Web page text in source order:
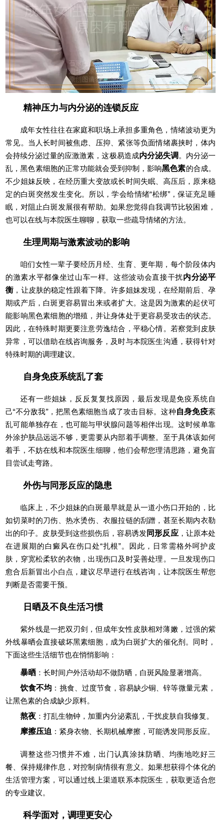
精神压力与内分泌的连锁反应
成年女性往往在家庭和职场上承担多重角色，情绪波动更为
常见。当人长时间被焦虑、压抑、紧张等负面情绪裹挟时，体内
会持续分泌过量的应激激素，这极易造成内分泌失调 。内分泌一
乱，黑色素细胞的正常功能就会受到抑制，影响黑色素的合成。
不少姐妹反映，在经历重大变故或长时间失眠、高压后，原来稳
定的白斑突然发生变化。所以，学会给情绪“松绑”，保证充足睡
眠，对阻止白斑发展很有帮助。如果您觉得自我调节比较困难，
也可以在线与本院医生聊聊，获取一些疏导情绪的方法。
生理周期与激素波动的影响
咱们女性一辈子要经历月经、生育、更年期，每个阶段体内
的激素水平都像坐过山车一样。这些波动会直接干扰内分泌平
衡 ，让皮肤的稳定性跟着下降。许多姐妹发现，在经期前后、孕
期或产后，白斑更容易冒出来或者扩大。这是因为激素的起伏可
能影响黑色素细胞的增殖，并让身体处于更容易受攻击的状态。
因此，在特殊时期更要注意劳逸结合，平稳心情。若察觉到皮肤
异常，可以借助在线咨询服务，及时与本院医生沟通，获得针对
特殊时期的调理建议。
自身免疫系统乱了套
还有一些姐妹，反反复复找原因，最后发现是免疫系统自
己“不分敌我”，把黑色素细胞当成了攻击目标。这种自身免疫紊
乱可能单独存在，也可能与甲状腺问题等相伴出现。这时候单靠
外涂护肤品远远不够，更需要从内部着手调整。至于具体该如何
着手，不妨在线和本院医生细聊，他们会帮您理清思路，避免盲
目尝试走弯路。
外伤与同形反应的隐患
临床上，不少姐妹的白斑最早就是从一道小伤口开始的，比
如切菜时的刀伤、热水烫伤、衣服拉链的刮蹭，甚至长期内衣勒
出的印子。皮肤受到这些损伤后，容易诱发同形反应，让原本处
在进展期的白癜风在伤口处“扎根”。因此，日常需格外呵护皮
肤，穿宽松柔软的衣物，出现伤口及时妥善处理。一旦发现伤口
愈合后新冒出小白点，建议尽早进行在线咨询，让本院医生帮您
判断是否需要干预。
日晒及不良生活习惯
紫外线是一把双刃剑，但成年女性皮肤相对薄嫩，过强的紫
外线暴晒会直接破坏黑素细胞，成为白斑扩大的催化剂。同时，
下面这些生活细节也在悄悄影响：
暴晒 ：长时间户外活动却不做防晒，白斑风险显著增高。
饮食不均 ：挑食、过度节食，容易缺少铜、锌等微量元素，
让黑色素的合成缺少原料。
熬夜 ：打乱生物钟，加重内分泌紊乱，干扰皮肤自我修复。
摩擦压迫 ：紧身衣物、长期机械摩擦，可能诱发同形反应。
调整这些习惯并不难，出门认真涂抹防晒、均衡地吃好三
餐、保持规律作息，对控制病情很有意义。如果想获得个体化的
生活管理方案，可以通过线上渠道联系本院医生，获取更适合您
的专业建议。
科学面对，调理更安心